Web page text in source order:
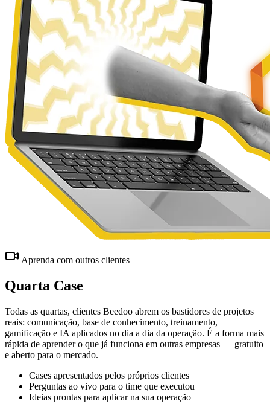
Aprenda com outros clientes
Quarta Case
Todas as quartas, clientes Beedoo abrem os bastidores de projetos
reais: comunicação, base de conhecimento, treinamento,
gamificação e IA aplicados no dia a dia da operação. É a forma mais
rápida de aprender o que já funciona em outras empresas — gratuito
e aberto para o mercado.
Cases apresentados pelos próprios clientes
Perguntas ao vivo para o time que executou
Ideias prontas para aplicar na sua operação